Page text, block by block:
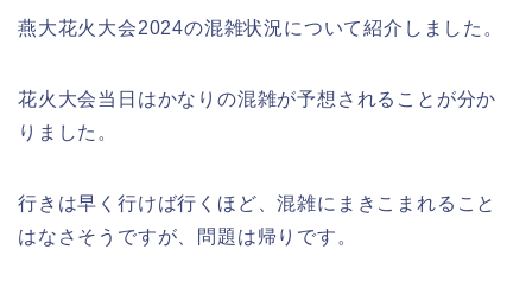
燕大花火大会2024の混雑状況について紹介しました。
花火大会当日はかなりの混雑が予想されることが分か
りました。
行きは早く行けば行くほど、混雑にまきこまれること
はなさそうですが、問題は帰りです。